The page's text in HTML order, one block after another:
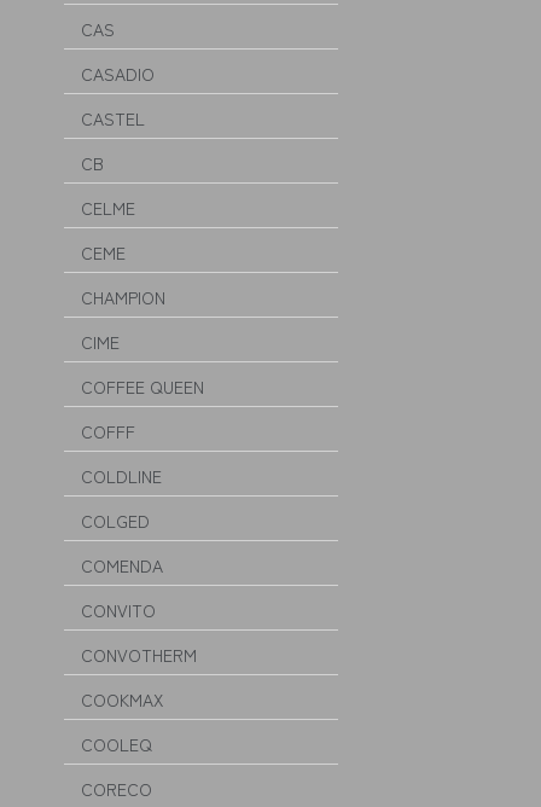
CAS
CASADIO
CASTEL
CB
CELME
CEME
CHAMPION
CIME
COFFEE QUEEN
COFFF
COLDLINE
COLGED
COMENDA
CONVITO
CONVOTHERM
COOKMAX
COOLEQ
CORECO